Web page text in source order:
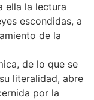
ella la lectura
escondidas, a
de la
de lo que se
literalidad, abre
por la